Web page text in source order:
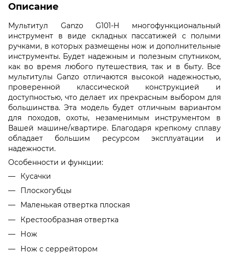
Описание
Мультитул Ganzo G101-H многофункциональный
инструмент в виде складных пассатижей с полыми
ручками, в которых размещены нож и дополнительные
инструменты. Будет надежным и полезным спутником,
как во время любого путешествия, так и в быту. Все
мультитулы Ganzo отличаются высокой надежностью,
проверенной классической конструкцией и
доступностью, что делает их прекрасным выбором для
большинства. Эта модель будет отличным вариантом
для походов, охоты, незаменимым инструментом в
Вашей машине/квартире. Благодаря крепкому сплаву
обладает большим ресурсом эксплуатации и
надежности.
Особенности и функции:
Кусачки
Плоскогубцы
Маленькая отвертка плоская
Крестообразная отвертка
Нож
Нож с серрейтором